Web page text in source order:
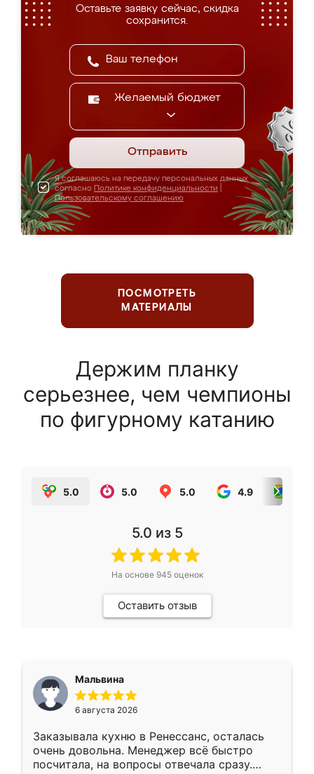
Оставьте заявку сейчас, скидка
сохранится.
Желаемый бюджет
Отправить
Я соглашаюсь на передачу персональных данных
согласно Политике конфиденциальности
Пользовательскому соглашению
ПОСМОТРЕТЬ
МАТЕРИАЛЫ
Держим планку
серьезнее, чем чемпионы
по фигурному катанию
5.0 5.0 5.0 4.9
5.0 из 5
На основе 945оценок
Оставить отзыв
Мальвина
6 августа 2026
Заказывала кухню в Ренессанс, осталась
очень довольна. Менеджер всё быстро
посчитала, на вопросы отвечала сразу.